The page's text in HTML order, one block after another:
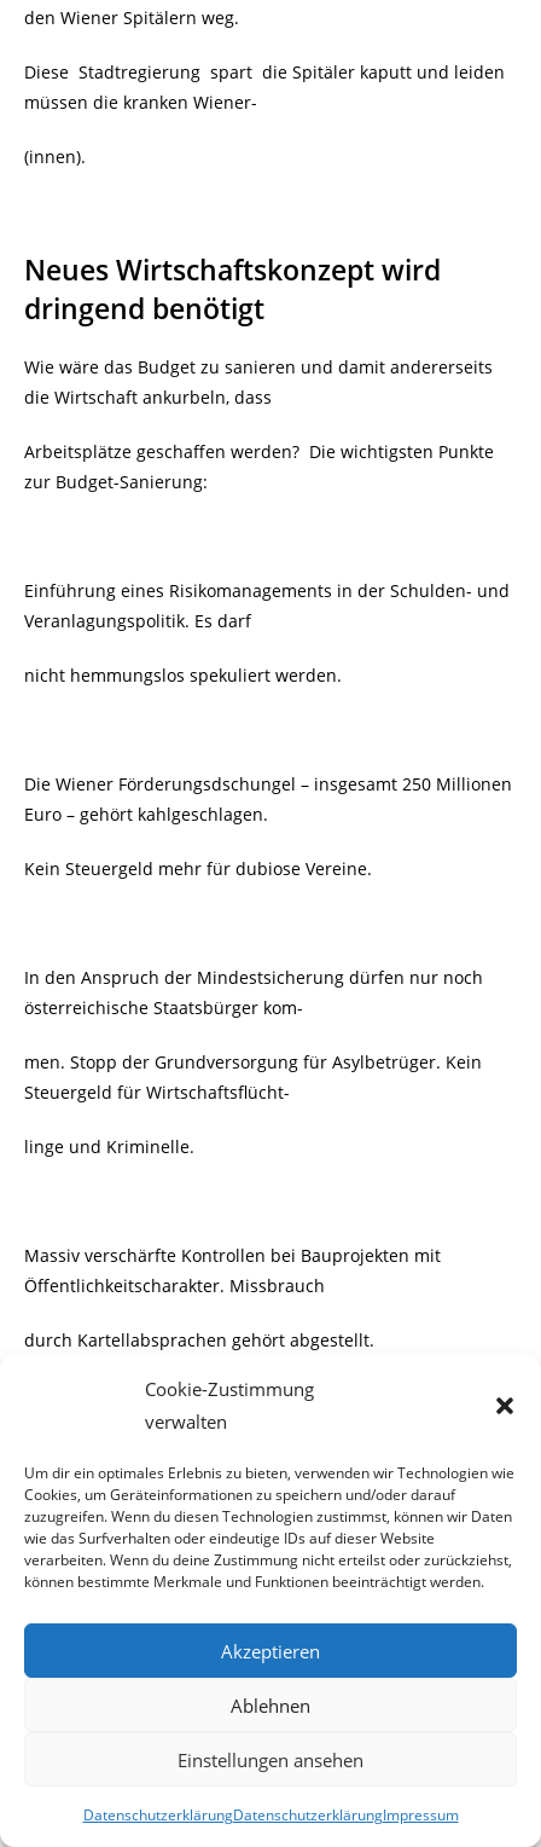
Cookie-Zustimmung
verwalten
Um dir ein optimales Erlebnis zu bieten, verwenden wir Technologien wie
Cookies, um Geräteinformationen zu speichern und/oder darauf
zuzugreifen. Wenn du diesen Technologien zustimmst, können wir Daten
wie das Surfverhalten oder eindeutige IDs auf dieser Website
verarbeiten. Wenn du deine Zustimmung nicht erteilst oder zurückziehst,
können bestimmte Merkmale und Funktionen beeinträchtigt werden.
Akzeptieren
Ablehnen
Einstellungen ansehen
DatenschutzerklärungDatenschutzerklärungImpressum
den Wiener Spitälern weg.
Diese Stadtregierung spart die Spitäler kaputt und leiden
müssen die kranken Wiener-
(innen).
Neues Wirtschaftskonzept wird
dringend benötigt
Wie wäre das Budget zu sanieren und damit andererseits
die Wirtschaft ankurbeln, dass
Arbeitsplätze geschaffen werden? Die wichtigsten Punkte
zur Budget-Sanierung:
Einführung eines Risikomanagements in der Schulden- und
Veranlagungspolitik. Es darf
nicht hemmungslos spekuliert werden.
Die Wiener Förderungsdschungel – insgesamt 250 Millionen
Euro – gehört kahlgeschlagen.
Kein Steuergeld mehr für dubiose Vereine.
In den Anspruch der Mindestsicherung dürfen nur noch
österreichische Staatsbürger kom-
men. Stopp der Grundversorgung für Asylbetrüger. Kein
Steuergeld für Wirtschaftsflücht-
linge und Kriminelle.
Massiv verschärfte Kontrollen bei Bauprojekten mit
Öffentlichkeitscharakter. Missbrauch
durch Kartellabsprachen gehört abgestellt.
Organisationsstruktur verpasst. Weg mit
unnötigen Führungsebenen für Parteigünstlinge.
Die Stadtwerke muss man als Komplettanbieter von Strom,
Gas, Wasser & Co. aufstellen.